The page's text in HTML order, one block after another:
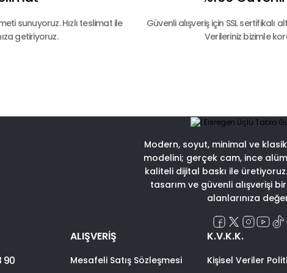
sunuyoruz. Hızlı teslimat ile
getiriyoruz.
Güvenli alışveriş için SSL sertifikalı
Verileriniz bizimle
Modern, soyut, minimal ve
modelini; gerçek cam, ince
kaliteli dijital baskı ile
tasarım ve güvenli alışverişi
alanlarınıza
90
ALIŞVERİŞ
Mesafeli Satış Sözleşmesi
K.V.K.K.
Kişisel Veriler